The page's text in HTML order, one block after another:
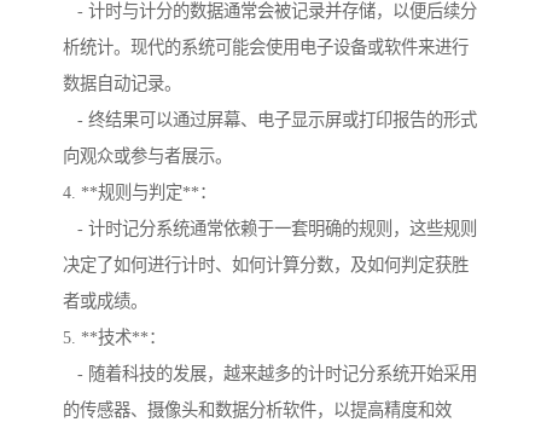
- 计时与计分的数据通常会被记录并存储，以便后续分
析统计。现代的系统可能会使用电子设备或软件来进行
数据自动记录。
- 终结果可以通过屏幕、电子显示屏或打印报告的形式
向观众或参与者展示。
4. **规则与判定**：
- 计时记分系统通常依赖于一套明确的规则，这些规则
决定了如何进行计时、如何计算分数，及如何判定获胜
者或成绩。
5. **技术**：
- 随着科技的发展，越来越多的计时记分系统开始采用
的传感器、摄像头和数据分析软件，以提高精度和效